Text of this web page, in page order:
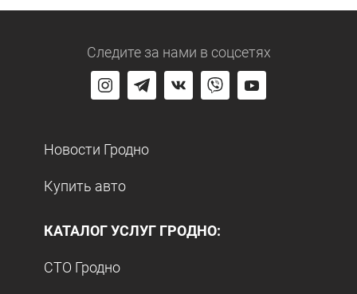
Следите за нами в соцсетях
Новости Гродно
Купить авто
КАТАЛОГ УСЛУГ ГРОДНО:
СТО Гродно